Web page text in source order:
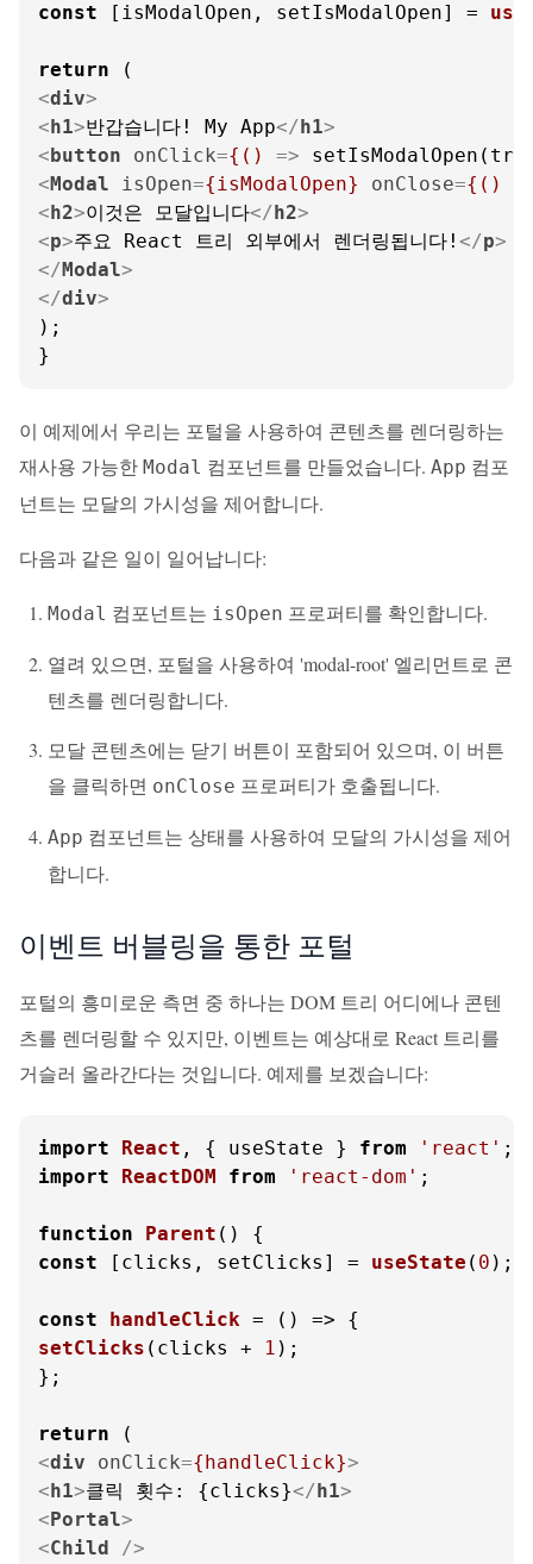
const [isModalOpen, setIsModalOpen] =
return
<div>
<h1>반갑습니다! My App</h1>
<button onClick={() =>
<Modal isOpen={isModalOpen} onClose={()
<h2>이것은 모달입니다</h2>
<p>주요 React 트리 외부에서 렌더링됩니다! </p>
</Modal>
</div>
);
}
이 예제에서 우리는 포털을 사용하여 콘텐츠를 렌더링하는
재사용 가능한 Modal 컴포넌트를 만들었습니다. App 컴포
넌트는 모달의 가시성을 제어합니다.
다음과 같은 일이 일어납니다:
Modal 컴포넌트는 isOpen 프로퍼티를 확인합니다.
열려 있으면, 포털을 사용하여 'modal-root' 엘리먼트로 콘
텐츠를 렌더링합니다.
모달 콘텐츠에는 닫기 버튼이 포함되어 있으며, 이 버튼
을 클릭하면 onClose 프로퍼티가 호출됩니다.
App 컴포넌트는 상태를 사용하여 모달의 가시성을 제어
합니다.
이벤트 버블링을 통한 포털
포털의 흥미로운 측면 중 하나는 DOM 트리 어디에나 콘텐
츠를 렌더링할 수 있지만, 이벤트는 예상대로 React 트리를
거슬러 올라간다는 것입니다. 예제를 보겠습니다:
import React , { useState } from 'react'
import
ReactDOM from 'react-dom' ;
function Parent (
const [clicks, setClicks] = useState ( 0 );
const handleClick = (
setClicks (clicks + 1 );
};
return
<div onClick={handleClick}>
<h1>클릭 횟수: {clicks}</h1>
<Portal>
<Child />